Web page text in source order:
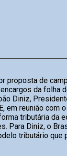
proposta de
da folha
Diniz,
em reunião com
tributária da
Para Diniz, o
tributário que